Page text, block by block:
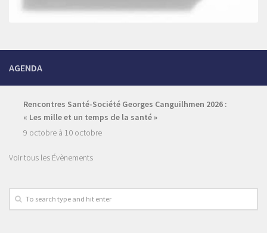
AGENDA
Rencontres Santé-Société Georges Canguilhmen 2026 :
« Les mille et un temps de la santé »
9 octobre à 10 octobre
Voir tous les Évènements